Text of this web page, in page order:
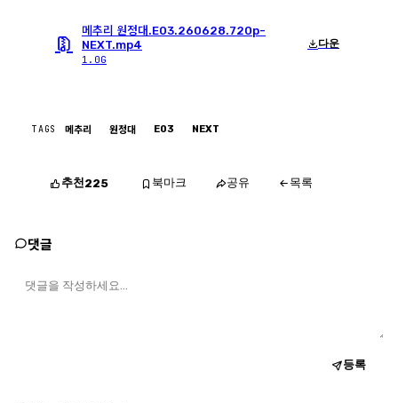
메추리 원정대.E03.260628.720p-
NEXT.mp4
1.0G
다운
TAGS 메추리 원정대 E03 NEXT
추천225 북마크 공유 목록
댓글
등록